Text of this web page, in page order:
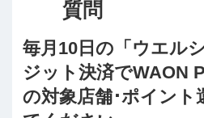
毎月10日の「ウエル
ジット決済でWAON
の対象店舗･ポイント